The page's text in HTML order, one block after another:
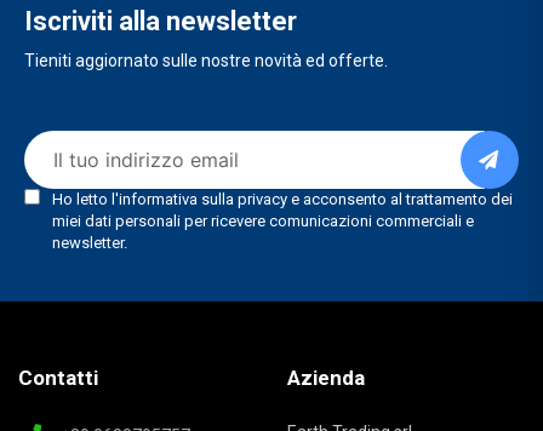
Iscriviti alla newsletter
Tieniti aggiornato sulle nostre novità ed offerte.
Contatti Azienda